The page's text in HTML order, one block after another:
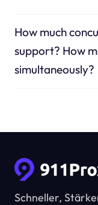
How much
support? How
simultaneously?
Schneller,